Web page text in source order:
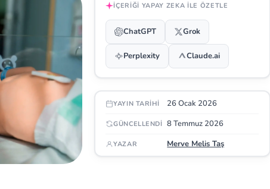
İÇERIĞI YAPAY ZEKA ILE ÖZETLE
ChatGPT Grok
Perplexity Claude.ai
YAYIN TARIHI 26 Ocak 2026
GÜNCELLENDI 8 Temmuz 2026
YAZAR Merve Melis Taş